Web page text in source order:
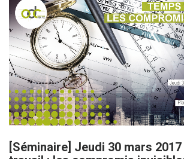
[Séminaire] Jeudi 30 mars